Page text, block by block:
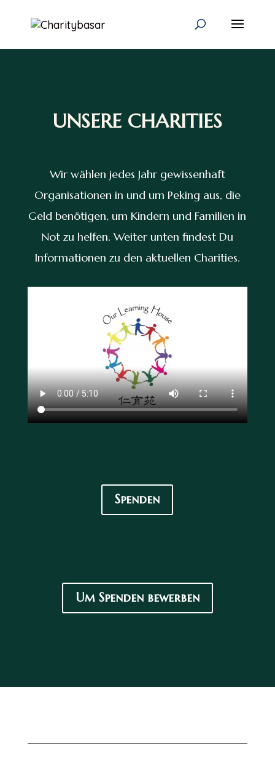
UNSERE CHARITIES
Wir wählen jedes Jahr gewissenhaft
Organisationen in und um Peking aus, die
Geld benötigen, um Kindern und Familien in
Not zu helfen. Weiter unten findest Du
Informationen zu den aktuellen Charities.
Spenden
Um Spenden bewerben